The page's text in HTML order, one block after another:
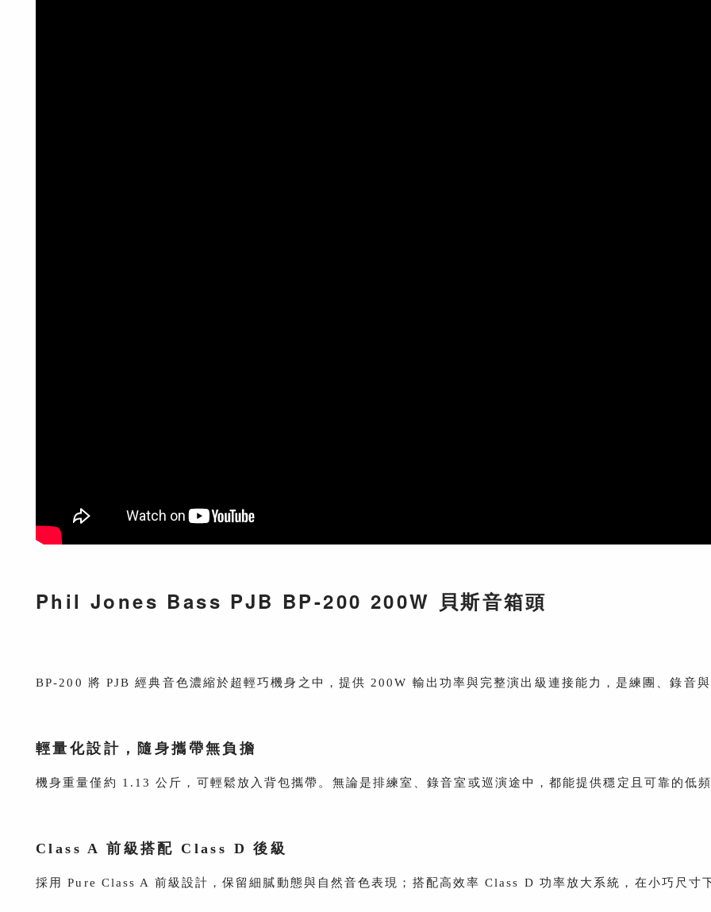
Phil Jones Bass PJB BP-200 200W 貝斯音箱頭
BP-200 將 PJB 經典音色濃縮於超輕巧機身之中，提供 200W 輸出功率與完整演出級連接能力，是練團、錄音與
輕量化設計，隨身攜帶無負擔
機身重量僅約 1.13 公斤，可輕鬆放入背包攜帶。無論是排練室、錄音室或巡演途中，都能提供穩定且可靠的低頻
Class A 前級搭配 Class D 後級
採用 Pure Class A 前級設計，保留細膩動態與自然音色表現；搭配高效率 Class D 功率放大系統，在小巧尺寸